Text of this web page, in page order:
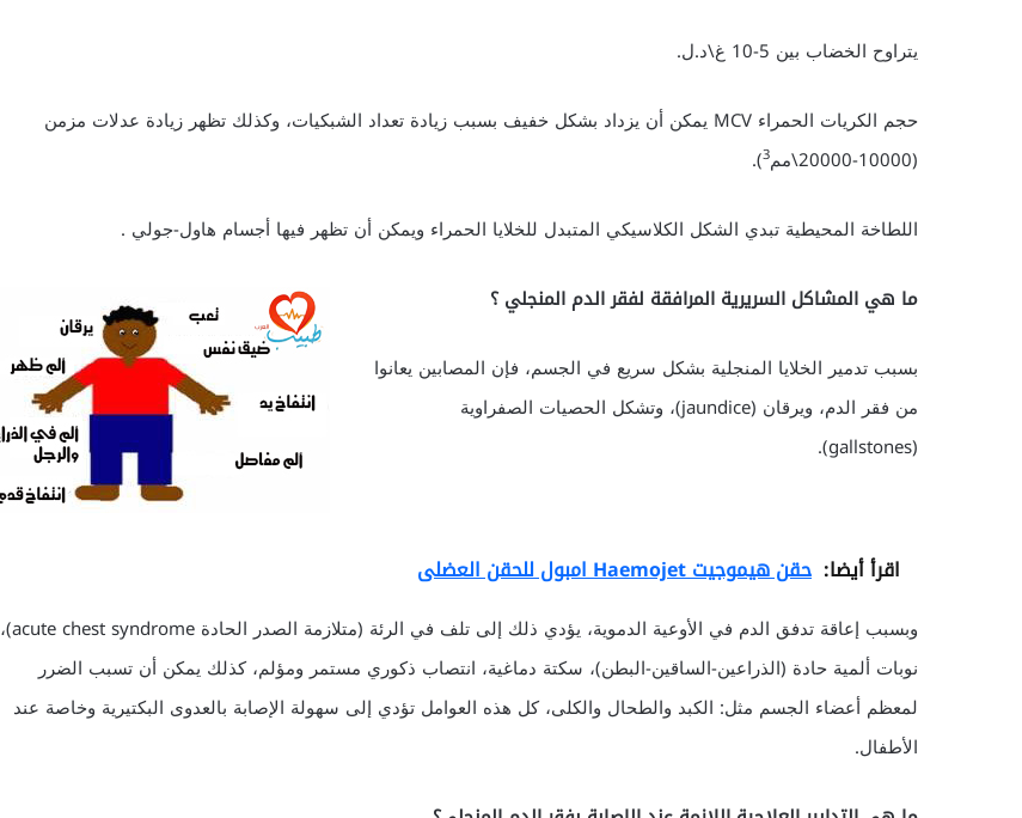
يتراوح الخضاب بين 5-10 غ\د.ل.
حجم الكريات الحمراء MCV يمكن أن يزداد بشكل خفيف بسبب زيادة تعداد الشبكيات، وكذلك تظهر زيادة عدلات مزمن
(10000-20000\مم
3
).
اللطاخة المحيطية تبدي الشكل الكلاسيكي المتبدل للخلايا الحمراء ويمكن أن تظهر فيها أجسام هاول-جولي .
ما هي المشاكل السريرية المرافقة لفقر الدم المنجلي ؟
بسبب تدمير الخلايا المنجلية بشكل سريع في الجسم، فإن المصابين يعانوا
من فقر الدم، ويرقان (jaundice)، وتشكل الحصيات الصفراوية
(gallstones).
اقرأ أيضا: حقن هيموجيت Haemojet امبول للحقن العضلى
وبسبب إعاقة تدفق الدم في الأوعية الدموية، يؤدي ذلك إلى تلف في الرئة (متلازمة الصدر الحادة acute chest syndrome)،
نوبات ألمية حادة (الذراعين-الساقين-البطن)، سكتة دماغية، انتصاب ذكوري مستمر ومؤلم، كذلك يمكن أن تسبب الضرر
لمعظم أعضاء الجسم مثل: الكبد والطحال والكلى، كل هذه العوامل تؤدي إلى سهولة الإصابة بالعدوى البكتيرية وخاصة عند
الأطفال.